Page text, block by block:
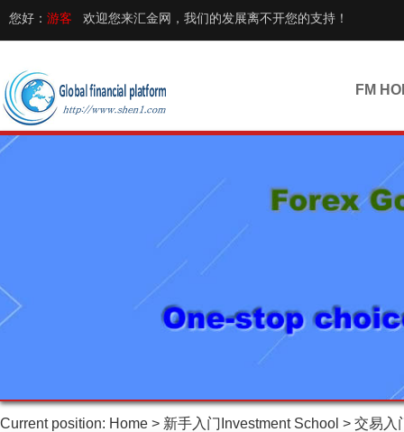
您好： 游客 欢迎您来汇金网，我们的发展离不开您的支持！
FM
Current position: Home > 新手入门Investment School > 交易入